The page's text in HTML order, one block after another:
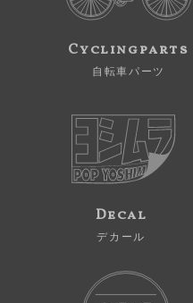
Cyclingparts
自転車パーツ
Decal
デカール